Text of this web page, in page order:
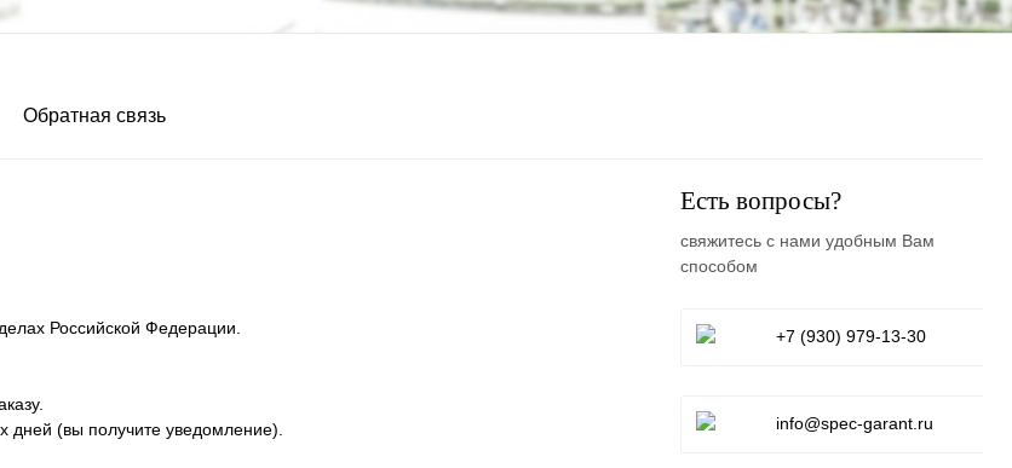
Обратная связь
Российской Федерации.
дней (вы получите уведомление).
Есть вопросы?
свяжитесь с нами удобным Вам
способом
+7 (930) 979-13-30
info@spec-garant.ru